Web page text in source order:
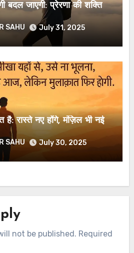
बदल जाएगी: प्रेरणा की शक्ति
SAHU July 31, 2025
रास्ते नए होंगे, मंज़िल भी नई
SAHU July 30, 2025
not be published. Required